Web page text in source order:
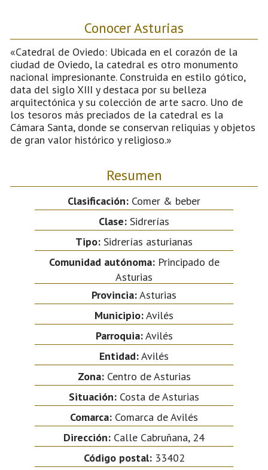
Conocer Asturias
«Catedral de Oviedo: Ubicada en el corazón de la
ciudad de Oviedo, la catedral es otro monumento
nacional impresionante. Construida en estilo gótico,
data del siglo XIII y destaca por su belleza
arquitectónica y su colección de arte sacro. Uno de
los tesoros más preciados de la catedral es la
Cámara Santa, donde se conservan reliquias y objetos
de gran valor histórico y religioso.»
Resumen
Clasificación: Comer & beber
Clase: Sidrerías
Tipo: Sidrerías asturianas
Comunidad autónoma:Principado de
Asturias
Provincia:Asturias
Municipio:Avilés
Parroquia:Avilés
Entidad:Avilés
Zona:Centro de Asturias
Situación: Costa de Asturias
Comarca: Comarca de Avilés
Dirección: Calle Cabruñana, 24
Código postal:33402